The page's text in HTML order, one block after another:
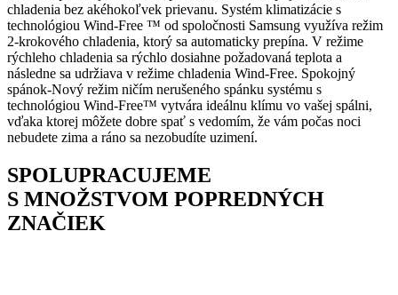
chladenia bez akéhokoľvek prievanu. Systém klimatizácie s
technológiou Wind-Free ™ od spoločnosti Samsung využíva režim
2-krokového chladenia, ktorý sa automaticky prepína. V režime
rýchleho chladenia sa rýchlo dosiahne požadovaná teplota a
následne sa udržiava v režime chladenia Wind-Free. Spokojný
spánok-Nový režim ničím nerušeného spánku systému s
technológiou Wind-Free™ vytvára ideálnu klímu vo vašej spálni,
vďaka ktorej môžete dobre spať s vedomím, že vám počas noci
nebudete zima a ráno sa nezobudíte uzimení.
SPOLUPRACUJEME
S MNOŽSTVOM POPREDNÝCH
ZNAČIEK